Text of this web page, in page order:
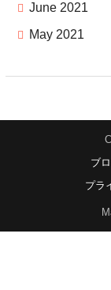
June 2021
May 2021
ブ
プラ